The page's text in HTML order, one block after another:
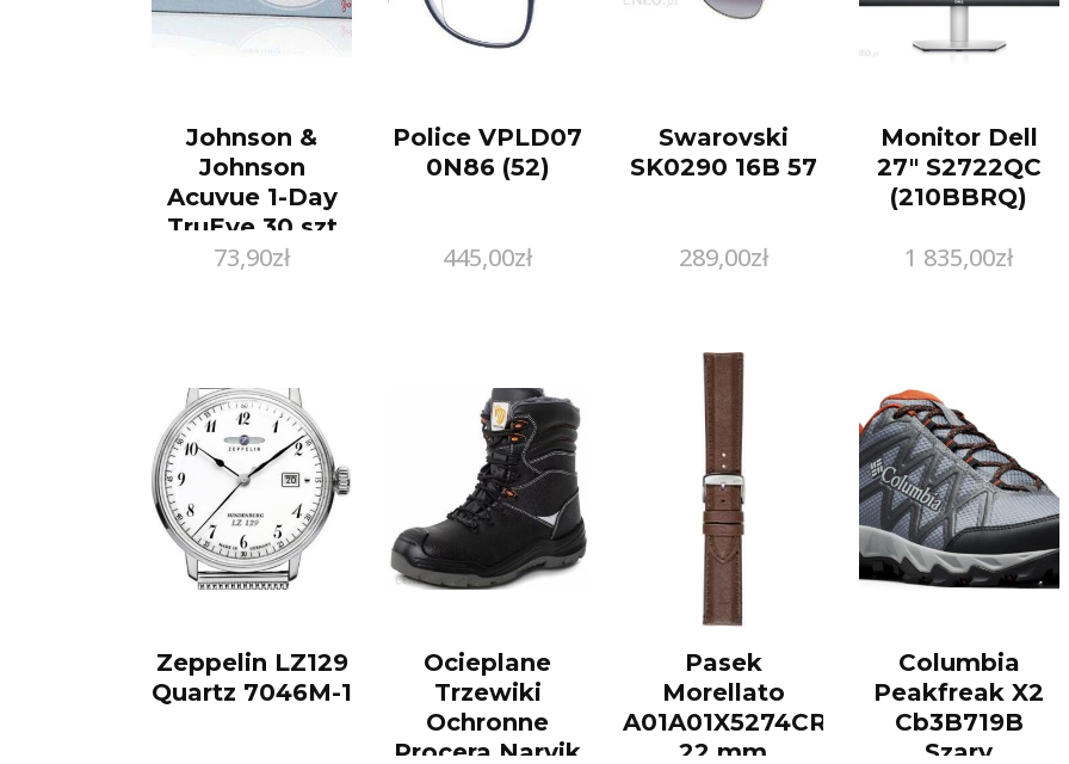
Johnson &
Johnson
Acuvue 1-Day
TruEye 30 szt
73,90zł
Police VPLD07
0N86 (52)
445,00zł
Swarovski
SK0290 16B 57
289,00zł
Monitor Dell
27″ S2722QC
(210BBRQ)
1 835,00zł
Zeppelin LZ129
Quartz 7046M-1
Ocieplane
Trzewiki
Ochronne
Procera Narvik
Pasek
Morellato
A01A01X5274CR91032CRR22
22 mm
Columbia
Peakfreak X2
Cb3B719B
Szary